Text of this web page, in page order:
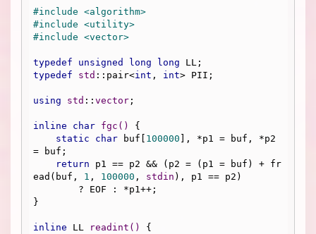
#include <algorithm>
#include <utility>
#include <vector>
typedef unsigned long long
typedef
std ::pair<int , int> PII;
using std :: vector ;
inline char fgc ()
{
static
char buf[ 100000 ], *p1 = buf, *p2
= buf;
return p1 == p2 && (p2 = (p1 = buf) + fr
ead(buf, 1 , 100000 , stdin ), p1 == p2)
}
inline LL readint ()
{